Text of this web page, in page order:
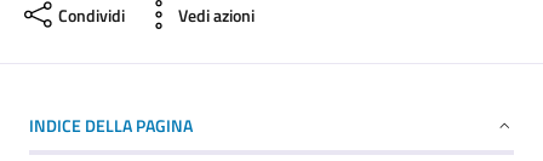
Condividi Vedi azioni
INDICE DELLA PAGINA